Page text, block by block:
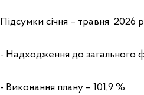
Підсумки січня – травня 2026
- Надходження до загального
- Виконання плану – 101,9 %.